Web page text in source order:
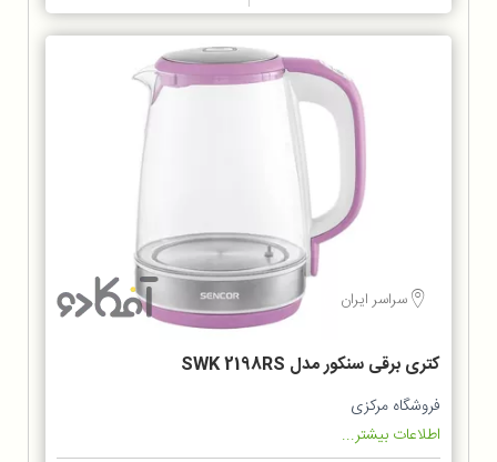
سراسر ایران
کتری برقی سنکور مدل SWK 2198RS
فروشگاه مرکزی
اطلاعات بیشتر...